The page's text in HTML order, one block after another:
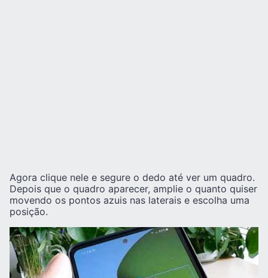
Agora clique nele e segure o dedo até ver um quadro.
Depois que o quadro aparecer, amplie o quanto quiser
movendo os pontos azuis nas laterais e escolha uma
posição.